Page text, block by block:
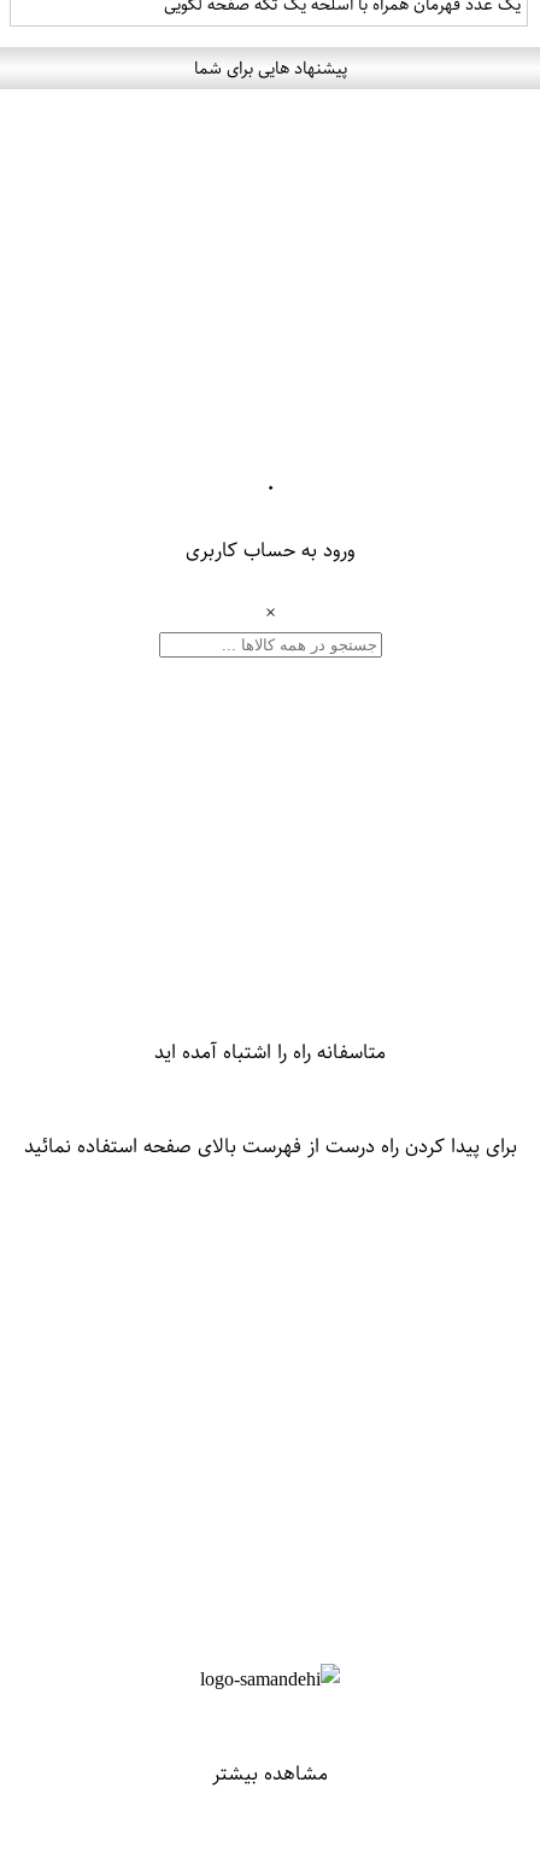
پیشنهاد هایی برای شما
۰
ورود به حساب کاربری
×
متاسفانه راه را اشتباه آمده اید
برای پیدا کردن راه درست از فهرست بالای صفحه استفاده نمائید
مشاهده بیشتر